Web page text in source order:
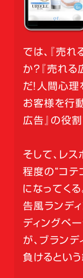
では、『売
か？『売れる
だ！人間心理
お客様を行
広告』の役割
そして、レ
程度の“コテ
になってく
告風ランデ
ディングペ
が、ブラン
負けるとい